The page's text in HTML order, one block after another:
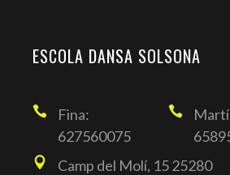
ESCOLA DANSA SOLSONA
Fina:
627560075
Camp del Molí, 15 25280